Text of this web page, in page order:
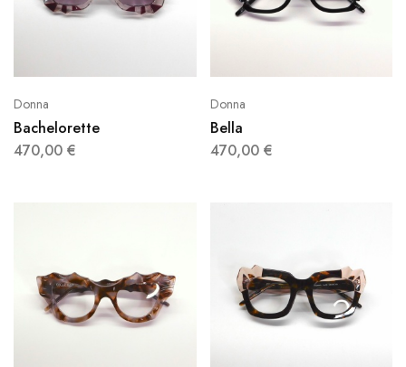
Donna
Bachelorette
470,00 €
Donna
Bella
470,00 €